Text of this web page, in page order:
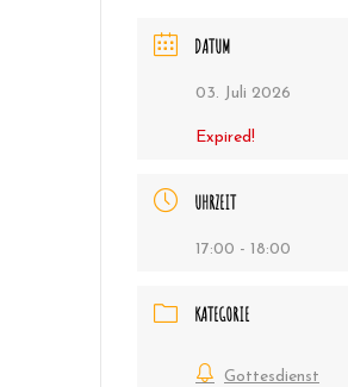
DATUM
03. Juli 2026
Expired!
UHRZEIT
17:00 - 18:00
KATEGORIE
Gottesdienst